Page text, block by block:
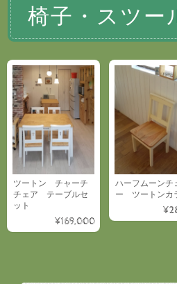
椅子・スツー
ツートン チャーチ
チェア テーブルセ
ット
¥169,000
ハーフムーンチ
ー ツートンカ